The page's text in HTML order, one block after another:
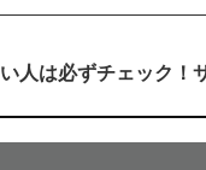
人は必ずチェック！